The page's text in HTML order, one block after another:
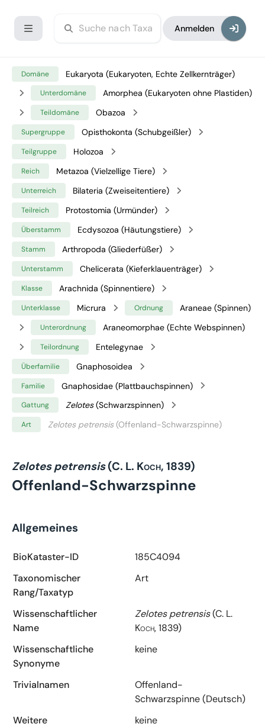
Anmelden
Domäne Eukaryota (Eukaryoten, Echte Zellkernträger)
Unterdomäne Amorphea (Eukaryoten ohne Plastiden)
Teildomäne Obazoa
Supergruppe Opisthokonta (Schubgeißler)
Teilgruppe Holozoa
Reich Metazoa (Vielzellige Tiere)
Unterreich Bilateria (Zweiseitentiere)
Teilreich Protostomia (Urmünder)
Überstamm Ecdysozoa (Häutungstiere)
Stamm Arthropoda (Gliederfüßer)
Unterstamm Chelicerata (Kieferklauenträger)
Klasse Arachnida (Spinnentiere)
Unterklasse Micrura Ordnung Araneae (Spinnen)
Unterordnung Araneomorphae (Echte Webspinnen)
Teilordnung Entelegynae
Überfamilie Gnaphosoidea
Familie Gnaphosidae (Plattbauchspinnen)
Gattung Zelotes(Schwarzspinnen)
Art Zelotes petrensis(Offenland-Schwarzspinne)
Zelotes petrensis(C. L. Koch, 1839)
Offenland-Schwarzspinne
Allgemeines
BioKataster-ID
185C4094
Taxonomischer
Rang/Taxatyp
Art
Wissenschaftlicher
Name
Zelotes petrensis(C. L.
Koch, 1839)
Wissenschaftliche
Synonyme
keine
Trivialnamen
Offenland-
Schwarzspinne (Deutsch)
Weitere
keine